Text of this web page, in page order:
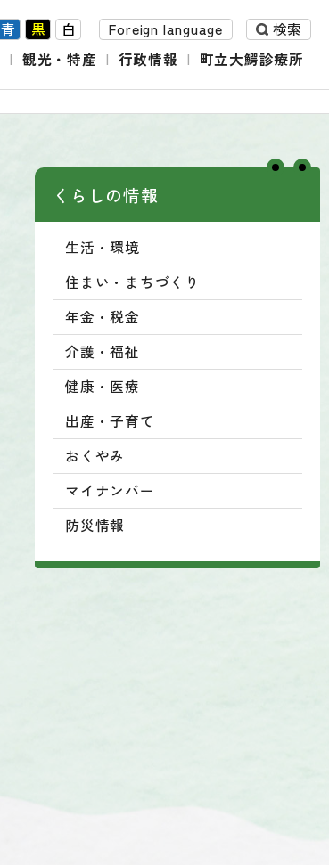
青 黒 白 Foreign language
検索
観光・特産 行政情報 町立大鰐診療所
くらしの情報
生活・環境
住まい・まちづくり
年金・税金
介護・福祉
健康・医療
出産・子育て
おくやみ
マイナンバー
防災情報